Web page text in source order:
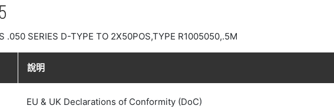
.050 SERIES D-TYPE TO 2X50POS,TYPE R1005050,.5M
說明
EU & UK Declarations of Conformity (DoC)